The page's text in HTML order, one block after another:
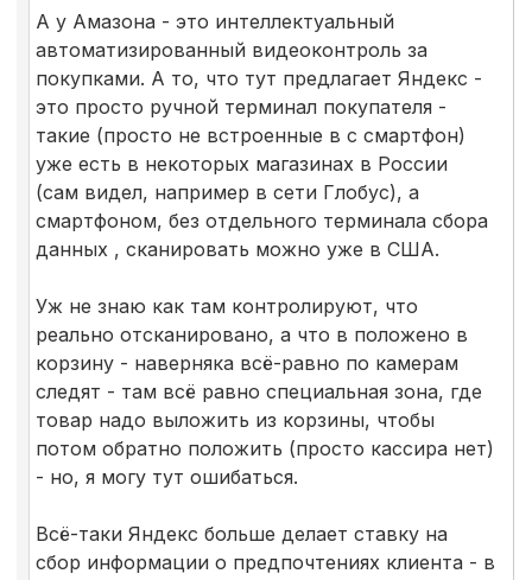
А у Амазона - это интеллектуальный
автоматизированный видеоконтроль за
покупками. А то, что тут предлагает Яндекс -
это просто ручной терминал покупателя -
такие (просто не встроенные в с смартфон)
уже есть в некоторых магазинах в России
(сам видел, например в сети Глобус), а
смартфоном, без отдельного терминала сбора
данных , сканировать можно уже в США.
Уж не знаю как там контролируют, что
реально отсканировано, а что в положено в
корзину - наверняка всё-равно по камерам
следят - там всё равно специальная зона, где
товар надо выложить из корзины, чтобы
потом обратно положить (просто кассира нет)
- но, я могу тут ошибаться.
Всё-таки Яндекс больше делает ставку на
сбор информации о предпочтениях клиента - в